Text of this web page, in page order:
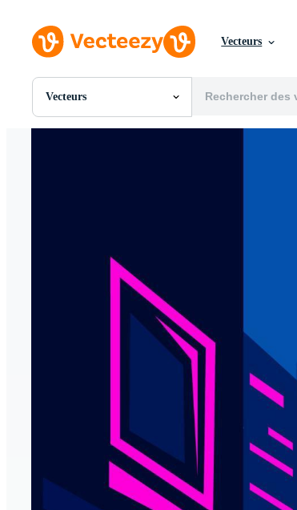
Vecteurs
Vecteurs
Toutes Images
Images Éditoriales
Événements Éditoriaux